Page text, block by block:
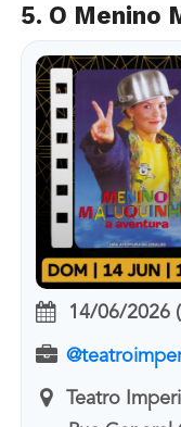
5. O Menino
14/06/2026
Teatro